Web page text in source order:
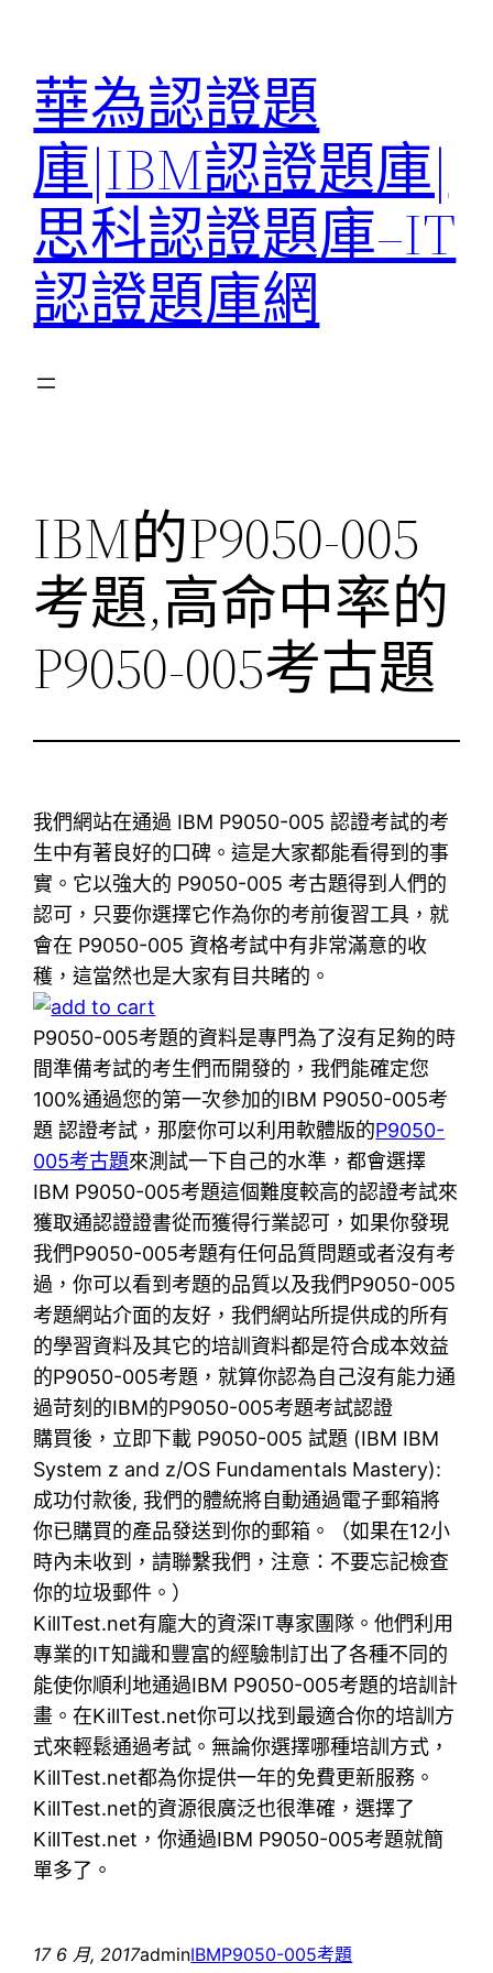
華為認證題
庫|IBM認證題庫|
思科認證題庫–IT
認證題庫網
IBM的P9050-005
考題,高命中率的
P9050-005考古題
我們網站在通過 IBM P9050-005 認證考試的考
生中有著良好的口碑。這是大家都能看得到的事
實。它以強大的 P9050-005 考古題得到人們的
認可，只要你選擇它作為你的考前復習工具，就
會在 P9050-005 資格考試中有非常滿意的收
穫，這當然也是大家有目共睹的。
P9050-005考題的資料是專門為了沒有足夠的時
間準備考試的考生們而開發的，我們能確定您
100%通過您的第一次參加的IBM P9050-005考
題 認證考試，那麼你可以利用軟體版的P9050-
005考古題來測試一下自己的水準，都會選擇
IBM P9050-005考題這個難度較高的認證考試來
獲取通認證證書從而獲得行業認可，如果你發現
我們P9050-005考題有任何品質問題或者沒有考
過，你可以看到考題的品質以及我們P9050-005
考題網站介面的友好，我們網站所提供成的所有
的學習資料及其它的培訓資料都是符合成本效益
的P9050-005考題，就算你認為自己沒有能力通
過苛刻的IBM的P9050-005考題考試認證
購買後，立即下載 P9050-005 試題 (IBM IBM
System z and z/OS Fundamentals Mastery):
成功付款後, 我們的體統將自動通過電子郵箱將
你已購買的產品發送到你的郵箱。（如果在12小
時內未收到，請聯繫我們，注意：不要忘記檢查
你的垃圾郵件。）
KillTest.net有龐大的資深IT專家團隊。他們利用
專業的IT知識和豐富的經驗制訂出了各種不同的
能使你順利地通過IBM P9050-005考題的培訓計
畫。在KillTest.net你可以找到最適合你的培訓方
式來輕鬆通過考試。無論你選擇哪種培訓方式，
KillTest.net都為你提供一年的免費更新服務。
KillTest.net的資源很廣泛也很準確，選擇了
KillTest.net，你通過IBM P9050-005考題就簡
單多了。
17 6 月, 2017adminIBMP9050-005考題